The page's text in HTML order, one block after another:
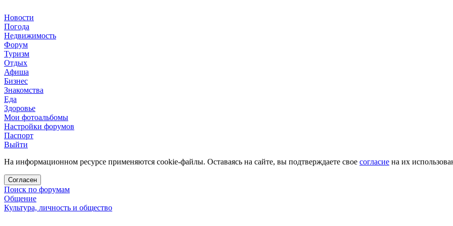
Новости
Погода
Недвижимость
Форум
Туризм
Отдых
Афиша
Бизнес
Знакомства
Еда
Здоровье
Мои фотоальбомы
Настройки форумов
Паспорт
Выйти
На информационном ресурсе применяются cookie-файлы. Оставаясь на сайте, вы подтверждаете свое согласие на их
Согласен
Поиск по форумам
Общение
Культура, личность и общество